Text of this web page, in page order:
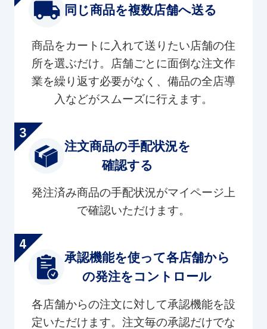
同じ商品を複数店舗へ送る
商品をカートに入れて送りたい店舗の住
所を選ぶだけ。店舗ごとに面倒な注文作
業を繰り返す必要がなく、備品の全店導
入などがスムーズに行えます。
注文商品の手配状況を
確認する
発注済み商品の手配状況がマイページ上
で確認いただけます。
承認機能を使って各店舗から
の発注をコントロール
各店舗からの注文に対して承認機能を設
定いただけます。注文毎の承認だけでな